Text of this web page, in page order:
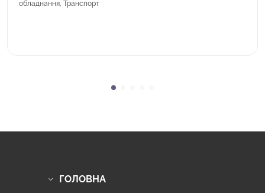
обладнання, Транспорт
ГОЛОВНА